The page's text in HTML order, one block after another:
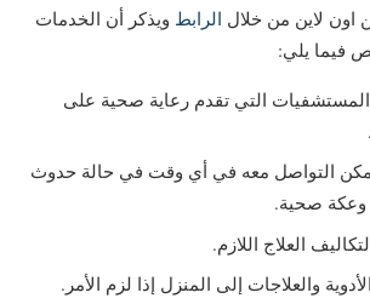
اون لاين من خلال الرابط ويذكر أن الخدمات
فيما يلي:
التي تقدم رعاية صحية على
التواصل معه في أي وقت في حالة حدوث
وعكة صحية.
العلاج اللازم.
والعلاجات إلى المنزل إذا لزم الأمر.